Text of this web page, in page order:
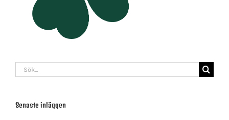
Sök
efter:
Senaste inläggen